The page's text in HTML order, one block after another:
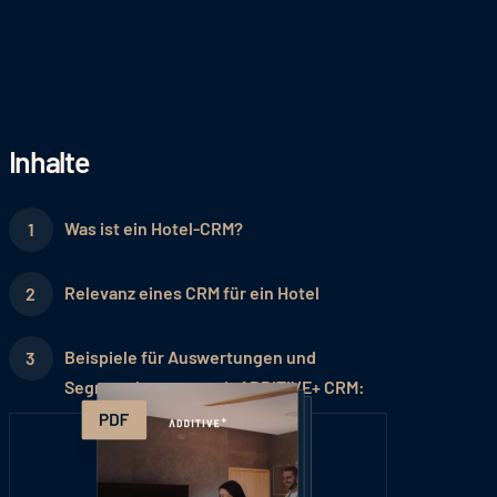
Inhalte
Was ist ein Hotel-CRM?
Relevanz eines CRM für ein Hotel
Beispiele für Auswertungen und
Segmentierungen mit ADDITIVE+ CRM: